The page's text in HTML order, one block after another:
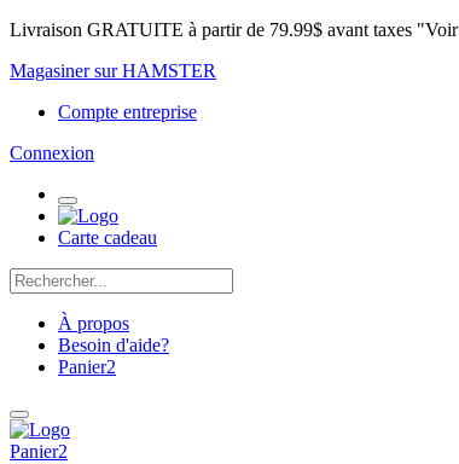
Livraison GRATUITE à partir de 79.99$ avant taxes
Magasiner sur HAMSTER
Compte entreprise
Connexion
Carte cadeau
À propos
Besoin d'aide?
Panier2
Panier2